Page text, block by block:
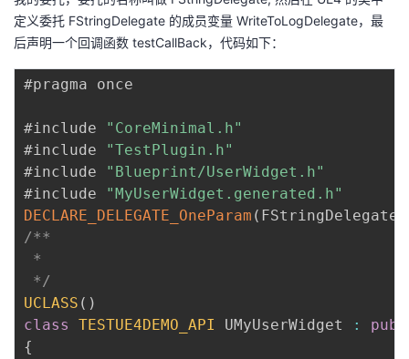
定义委托 FStringDelegate 的成员变量 WriteToLogDelegate，最
后声明一个回调函数 testCallBack，代码如下：
#pragma once
#include
"CoreMinimal.h"
#include
"TestPlugin.h"
#include
"Blueprint/UserWidget.h"
#include
"MyUserWidget.generated.h"
DECLARE_DELEGATE_OneParam ( FStringDelegate
/**
*
*/
UCLASS ( )
class
TESTUE4DEMO_API UMyUserWidget :
{